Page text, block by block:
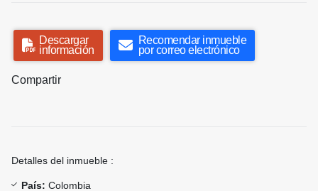
Descargar
información
Recomendar inmueble
por correo electrónico
Compartir
Detalles del inmueble :
País: Colombia